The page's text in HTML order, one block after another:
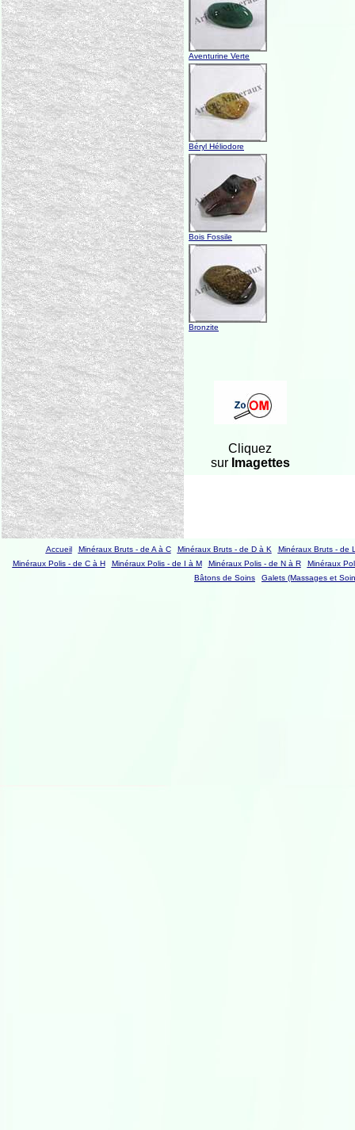
Aventurine Verte
Béryl Héliodore
Bois Fossile
Bronzite
Cliquez
surImagettes
Accueil Minéraux Bruts - de A à C Minéraux Bruts - de D à K
Minéraux Bruts - de
Minéraux Polis - de C à H
Minéraux Polis - de I à M Minéraux Polis - de N à R
Minéraux
Bâtons de Soins
Galets (Massages et